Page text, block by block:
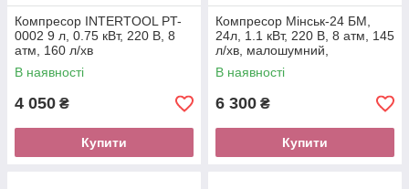
Компресор INTERTOOL PT-
0002 9 л, 0.75 кВт, 220 В, 8
атм, 160 л/хв
В наявності
4 050 ₴
Купити
Компресор Мінськ-24 БМ,
24л, 1.1 кВт, 220 В, 8 атм, 145
л/хв, малошумний,
безмасляний, 2 циліндра
В наявності
6 300 ₴
Купити